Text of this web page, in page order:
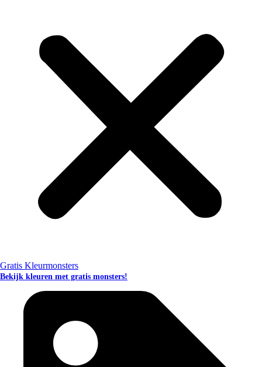
Gratis Kleurmonsters
Bekijk kleuren met gratis monsters!